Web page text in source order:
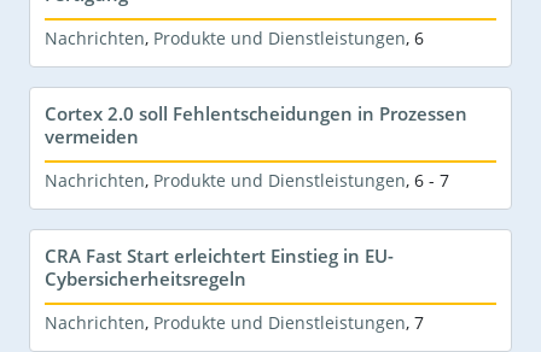
Nachrichten, Produkte und Dienstleistungen, 6
Cortex 2.0 soll Fehlentscheidungen in Prozessen
vermeiden
Nachrichten, Produkte und Dienstleistungen, 6 - 7
CRA Fast Start erleichtert Einstieg in EU-
Cybersicherheitsregeln
Nachrichten, Produkte und Dienstleistungen, 7